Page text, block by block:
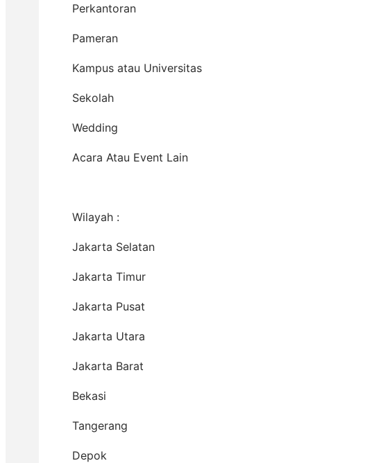
Perkantoran
Pameran
Kampus atau Universitas
Sekolah
Wedding
Acara Atau Event Lain
Wilayah :
Jakarta Selatan
Jakarta Timur
Jakarta Pusat
Jakarta Utara
Jakarta Barat
Bekasi
Tangerang
Depok